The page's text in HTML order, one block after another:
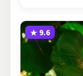
★ 9.6